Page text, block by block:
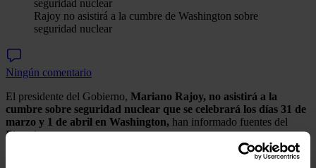
Rajoy no asistirá a la cumbre de Washington sobre
seguridad nuclear
Ningún comentario
El presidente del Gobierno, Mariano Rajoy, no asistirá a la
cumbre sobre seguridad nuclear que se celebrará los días 31 de
marzo y 1 de abril en Washington, han informado fuentes del
Ejecutivo.
A esta cumbre, en la que ejercerá de anfitrión el presidente de